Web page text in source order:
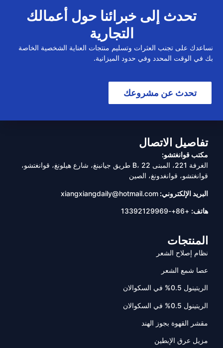
تحدث إلى خبرائنا حول أعمالك
التجارية
نساعدك على تجنب العثرات وتسليم منتجات العناية الشخصية الخاصة
بك في الوقت المحدد وفي حدود الميزانية.
تحدث عن مشروعك
تفاصيل الاتصال
مكتب قوانغتشو:
الغرفة 221، المبنى B، 22 طريق جيانبنغ، شارع هيلونغ، قوانغتشو،
قوانغتشو، قوانغدونغ، الصين
البريد الإلكتروني: xiangxiangdaily@hotmail.com
هاتف: +86+-13392129969
المنتجات
نظام إصلاح الشعر
عصا شمع الشعر
الريتينول 0.5% في السكوالان
الريتينول 0.5% في السكوالان
مقشر القهوة بجوز الهند
مزيل عرق الإبطين